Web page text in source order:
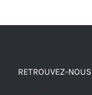
RETROUVEZ-NOUS